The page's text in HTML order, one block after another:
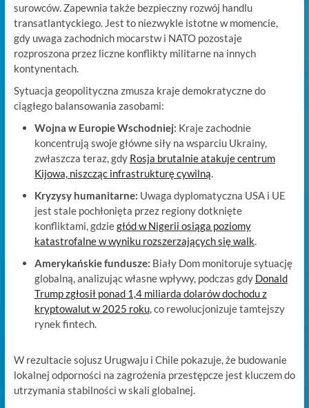
surowców. Zapewnia także bezpieczny rozwój handlu
transatlantyckiego. Jest to niezwykle istotne w momencie,
gdy uwaga zachodnich mocarstw i NATO pozostaje
rozproszona przez liczne konflikty militarne na innych
kontynentach.
Sytuacja geopolityczna zmusza kraje demokratyczne do
ciągłego balansowania zasobami:
Wojna w Europie Wschodniej: Kraje zachodnie
koncentrują swoje główne siły na wsparciu Ukrainy,
zwłaszcza teraz, gdy Rosja brutalnie atakuje centrum
Kijowa, niszcząc infrastrukturę cywilną.
Kryzysy humanitarne: Uwaga dyplomatyczna USA i UE
jest stale pochłonięta przez regiony dotknięte
konfliktami, gdziegłód w Nigerii osiąga poziomy
katastrofalne w wyniku rozszerzających się walk.
Amerykańskie fundusze: Biały Dom monitoruje sytuację
globalną, analizując własne wpływy, podczas gdy Donald
Trump zgłosił ponad 1,4 miliarda dolarów dochodu z
kryptowalut w 2025 roku, co rewolucjonizuje tamtejszy
rynek fintech.
W rezultacie sojusz Urugwaju i Chile pokazuje, że budowanie
lokalnej odporności na zagrożenia przestępcze jest kluczem do
utrzymania stabilności w skali globalnej.